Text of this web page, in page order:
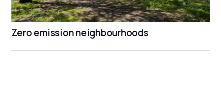
Zero emission neighbourhoods